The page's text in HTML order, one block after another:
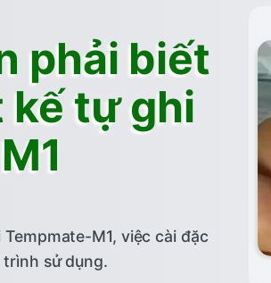
phải biết
kế tự ghi
M1, việc cài đặc
sử dụng.